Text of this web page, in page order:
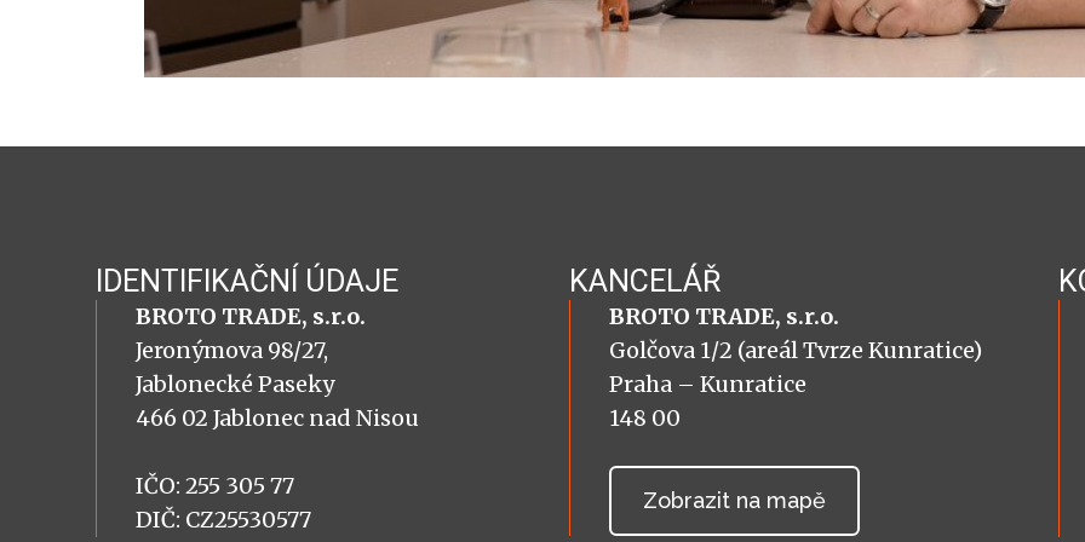
IDENTIFIKAČNÍ ÚDAJE
BROTO TRADE, s.r.o.
Jeronýmova 98/27,
Jablonecké Paseky
466 02 Jablonec nad Nisou
IČO: 255 305 77
DIČ: CZ25530577
KANCELÁŘ
BROTO TRADE, s.r.o.
Golčova 1/2 (areál Tvrze Kunratice)
Praha – Kunratice
148 00
Zobrazit na mapě